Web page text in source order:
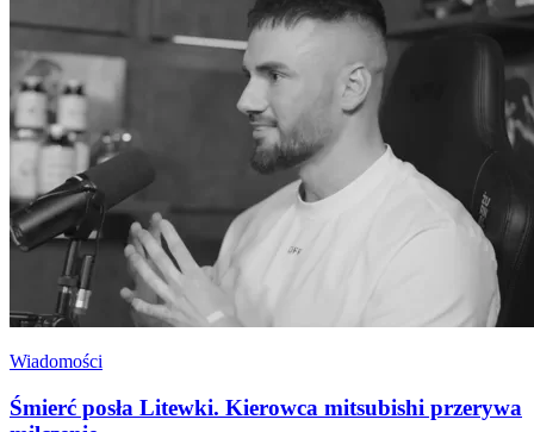
Wiadomości
Śmierć posła Litewki. Kierowca mitsubishi przerywa